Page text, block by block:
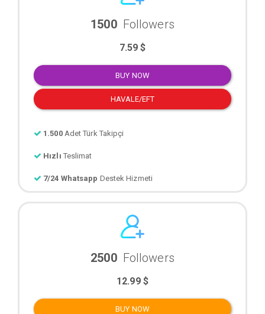
1500 Followers
7.59 $
BUY NOW
HAVALE/EFT
1.500 Adet Türk Takipçi
Hızlı Teslimat
7/24 Whatsapp Destek Hizmeti
2500 Followers
12.99 $
BUY NOW